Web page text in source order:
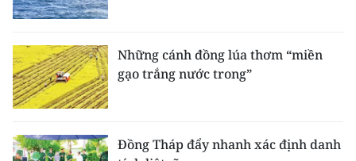
Những cánh đồng lúa thơm “miền
gạo trắng nước trong”
Đồng Tháp đẩy nhanh xác định danh